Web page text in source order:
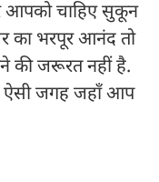
चाहिए सुकून
का भरपूर आनंद तो
की जरूरत नहीं है.
ऐसी जगह जहाँ आप